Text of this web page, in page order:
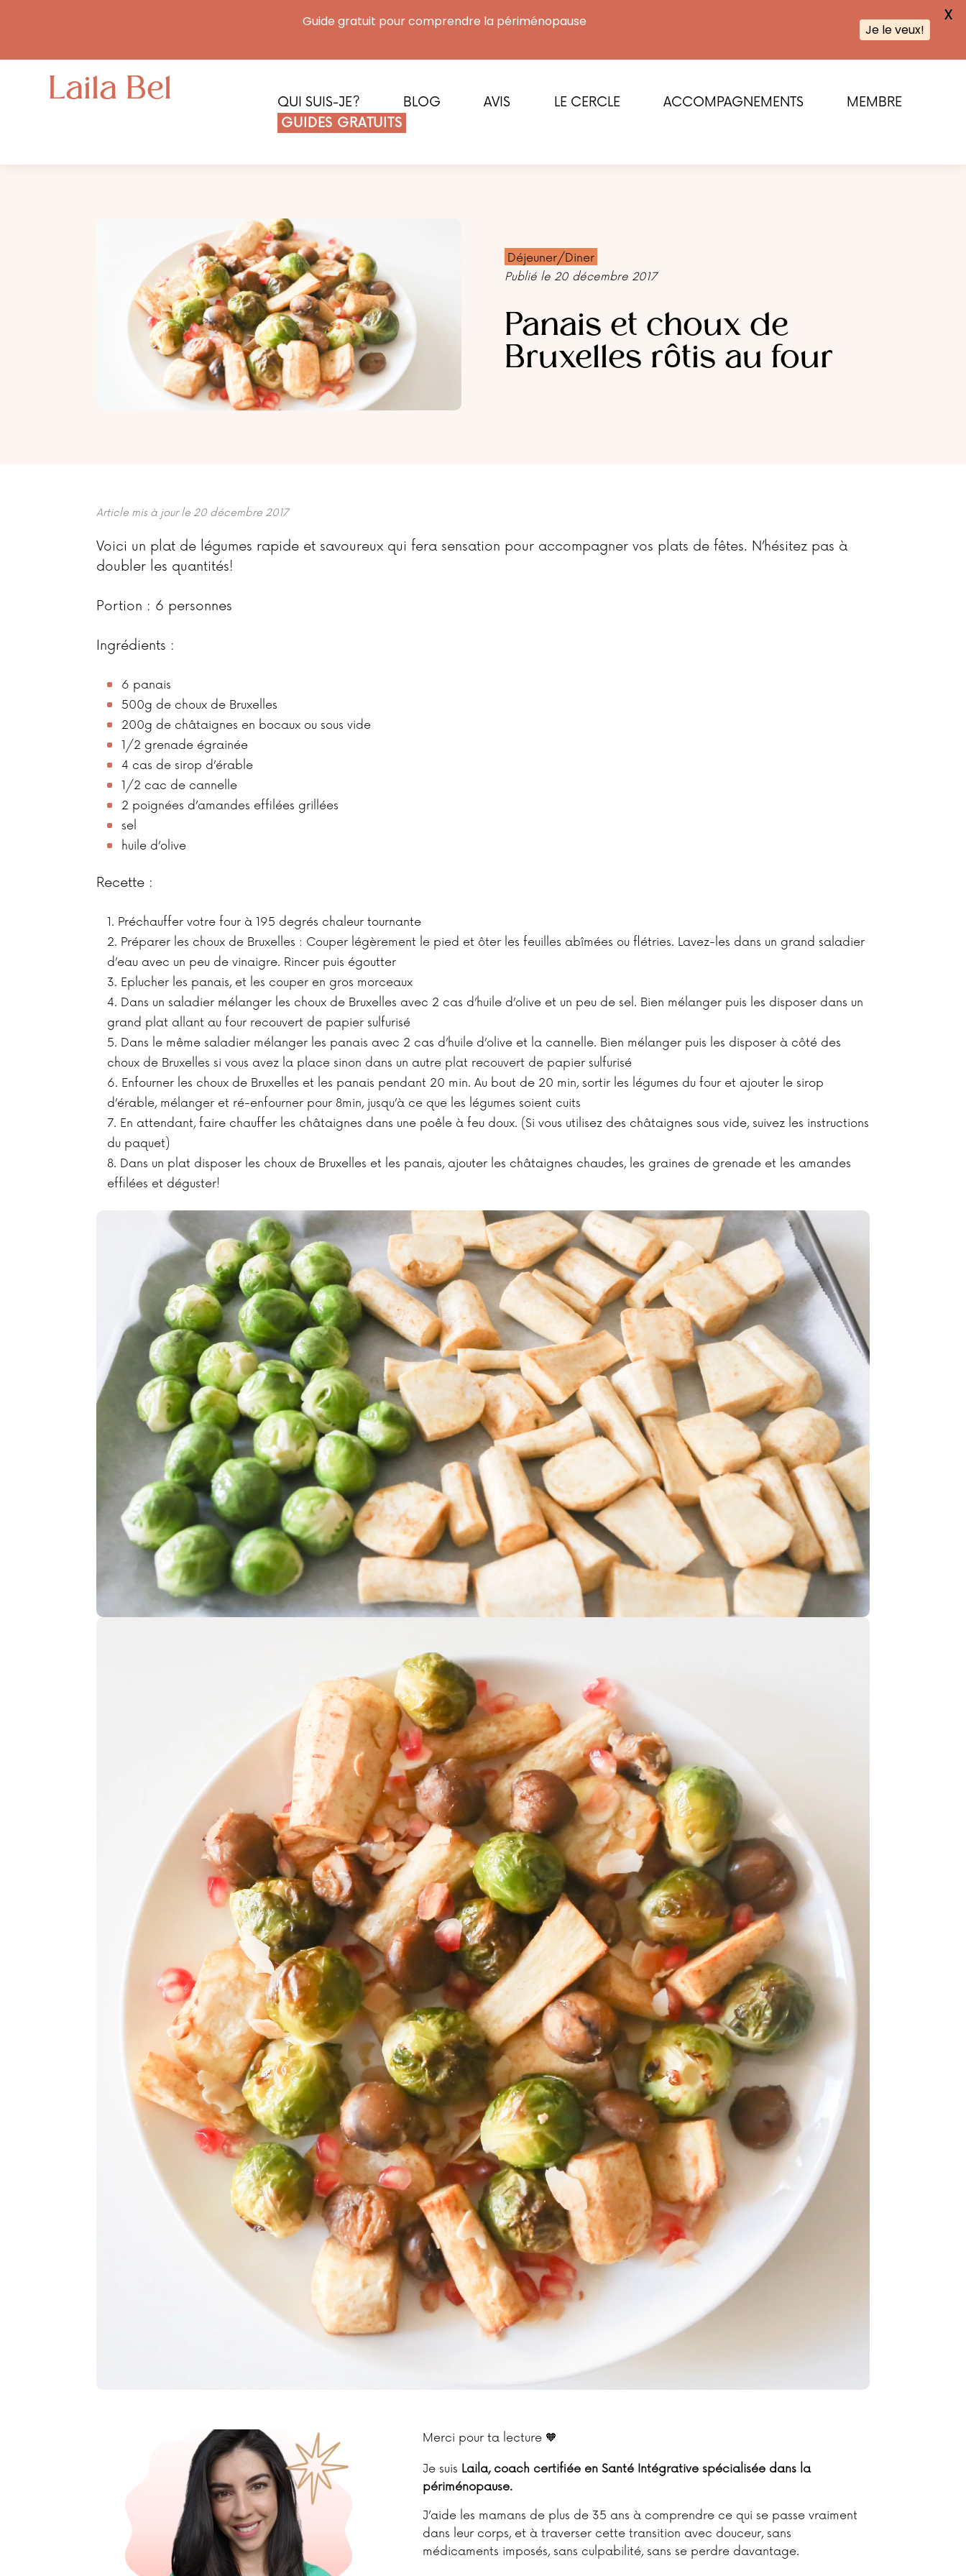
Laila Bel QUI SUIS-JE? BLOG AVIS LE CERCLE ACCOMPAGNEMENTS
MEMBRE
GUIDES GRATUITS
Déjeuner/Diner
Publié le 20 décembre 2017
Panais et choux de
Bruxelles rôtis au four
Article mis à jour le 20 décembre 2017
Voici un plat de légumes rapide et savoureux qui fera sensation pour accompagner vos plats de fêtes. N’hésitez pas à
doubler les quantités!
Portion : 6 personnes
Ingrédients :
6 panais
500g de choux de Bruxelles
200g de châtaignes en bocaux ou sous vide
1/2 grenade égrainée
4 cas de sirop d’érable
1/2 cac de cannelle
2 poignées d’amandes effilées grillées
sel
huile d’olive
Recette :
Préchauffer votre four à 195 degrés chaleur tournante
Préparer les choux de Bruxelles : Couper légèrement le pied et ôter les feuilles abîmées ou flétries. Lavez-les dans un grand saladier
d’eau avec un peu de vinaigre. Rincer puis égoutter
Eplucher les panais, et les couper en gros morceaux
Dans un saladier mélanger les choux de Bruxelles avec 2 cas d’huile d’olive et un peu de sel. Bien mélanger puis les disposer dans un
grand plat allant au four recouvert de papier sulfurisé
Dans le même saladier mélanger les panais avec 2 cas d’huile d’olive et la cannelle. Bien mélanger puis les disposer à côté des
choux de Bruxelles si vous avez la place sinon dans un autre plat recouvert de papier sulfurisé
Enfourner les choux de Bruxelles et les panais pendant 20 min. Au bout de 20 min, sortir les légumes du four et ajouter le sirop
d’érable, mélanger et ré-enfourner pour 8min, jusqu’à ce que les légumes soient cuits
En attendant, faire chauffer les châtaignes dans une poêle à feu doux. (Si vous utilisez des châtaignes sous vide, suivez les instructions
du paquet)
Dans un plat disposer les choux de Bruxelles et les panais, ajouter les châtaignes chaudes, les graines de grenade et les amandes
effilées et déguster!
Merci pour ta lecture 🧡
Je suis Laila, coach certifiée en Santé Intégrative spécialisée dans la
périménopause.
J’aide les mamans de plus de 35 ans à comprendre ce qui se passe vraiment
dans leur corps, et à traverser cette transition avec douceur, sans
médicaments imposés, sans culpabilité, sans se perdre davantage.
Guide gratuit pour comprendre la périménopause
Je le veux!
X